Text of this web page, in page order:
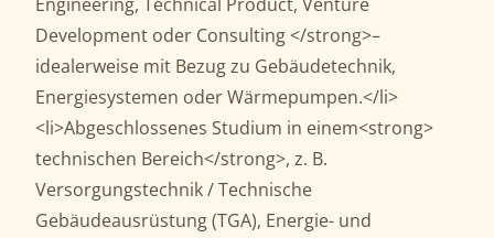
Development oder Consulting </strong>–
idealerweise mit Bezug zu Gebäudetechnik,
Energiesystemen oder Wärmepumpen.</li>
<li>Abgeschlossenes Studium in einem<strong>
technischen Bereich</strong>, z. B.
Versorgungstechnik / Technische
Gebäudeausrüstung (TGA), Energie- und